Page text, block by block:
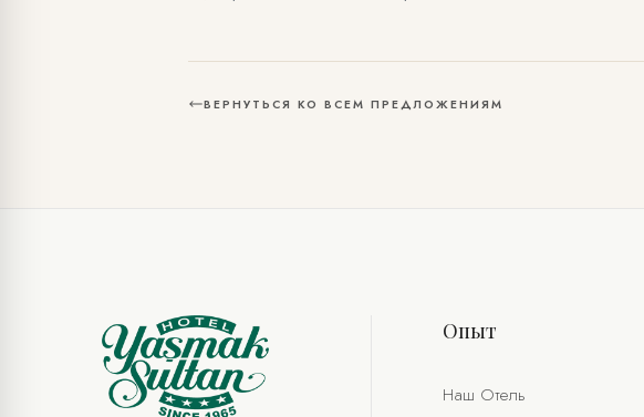
ВЕРНУТЬСЯ КО ВСЕМ ПРЕДЛОЖЕНИЯМ
ПОЛНОЕ ИМЯ *
Опыт
Наш Отель